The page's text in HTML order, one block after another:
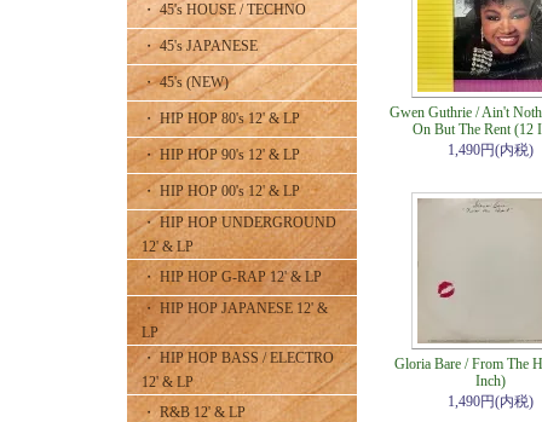
・ 45's HOUSE / TECHNO
・ 45's JAPANESE
・ 45's (NEW)
・ HIP HOP 80's 12' & LP
・ HIP HOP 90's 12' & LP
・ HIP HOP 00's 12' & LP
・ HIP HOP UNDERGROUND
12' & LP
・ HIP HOP G-RAP 12' & LP
・ HIP HOP JAPANESE 12' &
LP
・ HIP HOP BASS / ELECTRO
12' & LP
・ R&B 12' & LP
Gwen Guthrie / Ain't
On But The Rent (12
1,490円(内税)
Gloria Bare / From The
Inch)
1,490円(内税)